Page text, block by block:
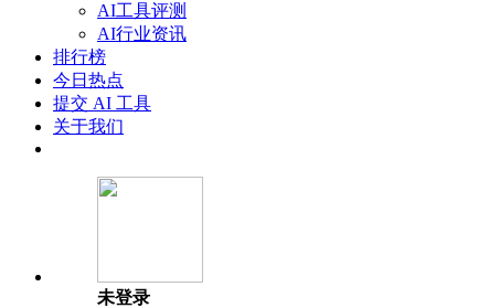
AI工具评测
AI行业资讯
排行榜
今日热点
提交 AI 工具
关于我们
未登录